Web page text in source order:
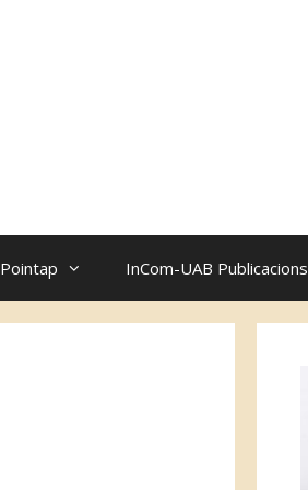
Pointap InCom-UAB Publicacions